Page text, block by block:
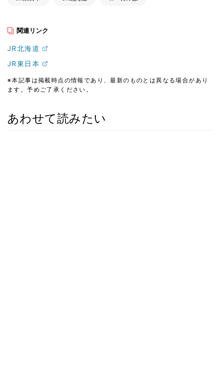
関連リンク
JR北海道
JR東日本
※本記事は掲載時点の情報であり、最新のものとは異なる場合があり
ます。予めご了承ください。
あわせて読みたい